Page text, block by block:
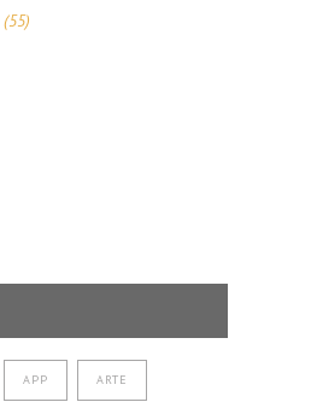
(55)
APP ARTE